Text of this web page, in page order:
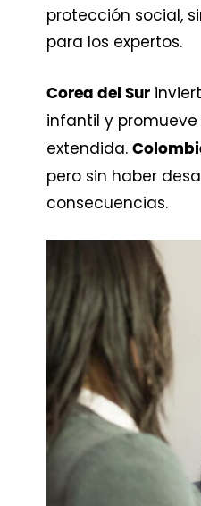
protección social,
para los expertos.
Corea del Sur
infantil y
extendida.
pero sin haber
consecuencias.